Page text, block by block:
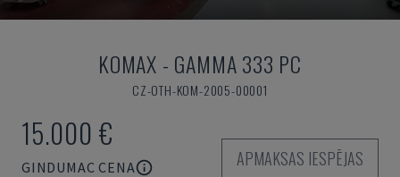
KOMAX - GAMMA 333 PC
CZ-OTH-KOM-2005-00001
15.000 €
GINDUMAC CENA
APMAKSAS IESPĒJAS